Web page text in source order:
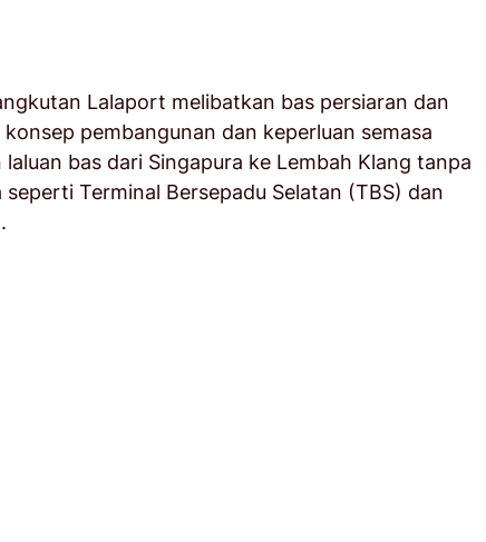
Lalaport melibatkan bas persiaran dan
pembangunan dan keperluan semasa
bas dari Singapura ke Lembah Klang tanpa
Terminal Bersepadu Selatan (TBS) dan